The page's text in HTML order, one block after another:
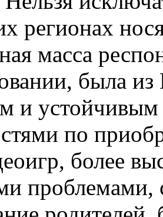
регионах
масса
была
и
по
более
проблемами,